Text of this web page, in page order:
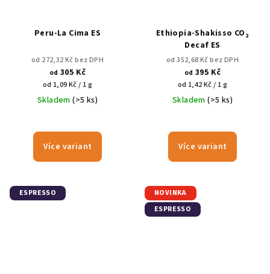
Peru-La Cima ES
od 272,32 Kč bez DPH
od 305 Kč
Měrná
cena:
od 1,09 Kč / 1 g
Skladem(>5 ks)
Více variant
Ethiopia-Shakisso CO₂
Decaf ES
od 352,68 Kč bez DPH
od 395 Kč
Měrná
cena:
od 1,42 Kč / 1 g
Skladem(>5 ks)
Více variant
ESPRESSO
NOVINKA
ESPRESSO